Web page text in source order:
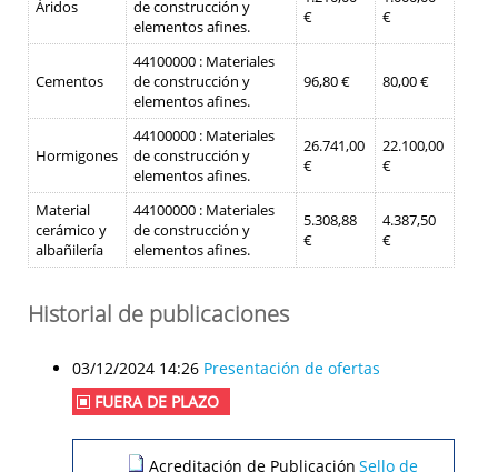
Áridos
de construcción y
elementos afines.
€
€
Cementos
44100000 : Materiales
de construcción y
elementos afines.
96,80 € 80,00 €
Hormigones
44100000 : Materiales
de construcción y
elementos afines.
26.741,00
€
22.100,00
€
Material
cerámico y
albañilería
44100000 : Materiales
de construcción y
elementos afines.
5.308,88
€
4.387,50
€
Historial de publicaciones
03/12/2024 14:26 Presentación de ofertas
FUERA DE PLAZO
Acreditación de Publicación Sello de